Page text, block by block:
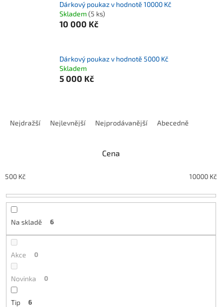
Dárkový poukaz v hodnotě 10000 Kč
Skladem(5 ks)
10 000 Kč
Dárkový poukaz v hodnotě 5000 Kč
Skladem
5 000 Kč
Nejdražší Nejlevnější Nejprodávanější Abecedně
Cena
500 Kč 10000 Kč
Na skladě 6
Akce 0
Novinka 0
Tip 6